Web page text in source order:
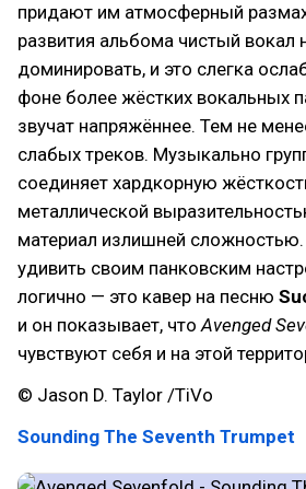
придают им атмосферный
развития альбома чистый вокал
доминировать, и это слегка
фоне более жёстких вокальных
звучат напряжённее. Тем не
слабых треков. Музыкально
соединяет хардкорную
металлической
материал излишней сложностью.
удивить своим панковским
логично — это кавер на песню
и он показывает, чтоAvenged
чувствуют себя и на этой
© Jason D. Taylor /TiVo
Sounding The Seventh Trumpet